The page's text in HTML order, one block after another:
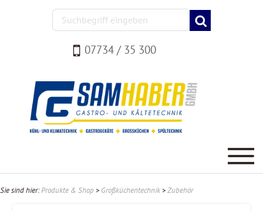
07734 / 35 300
Sie sind hier:Produkte & Shop > Großküchentechnik >Zubehör